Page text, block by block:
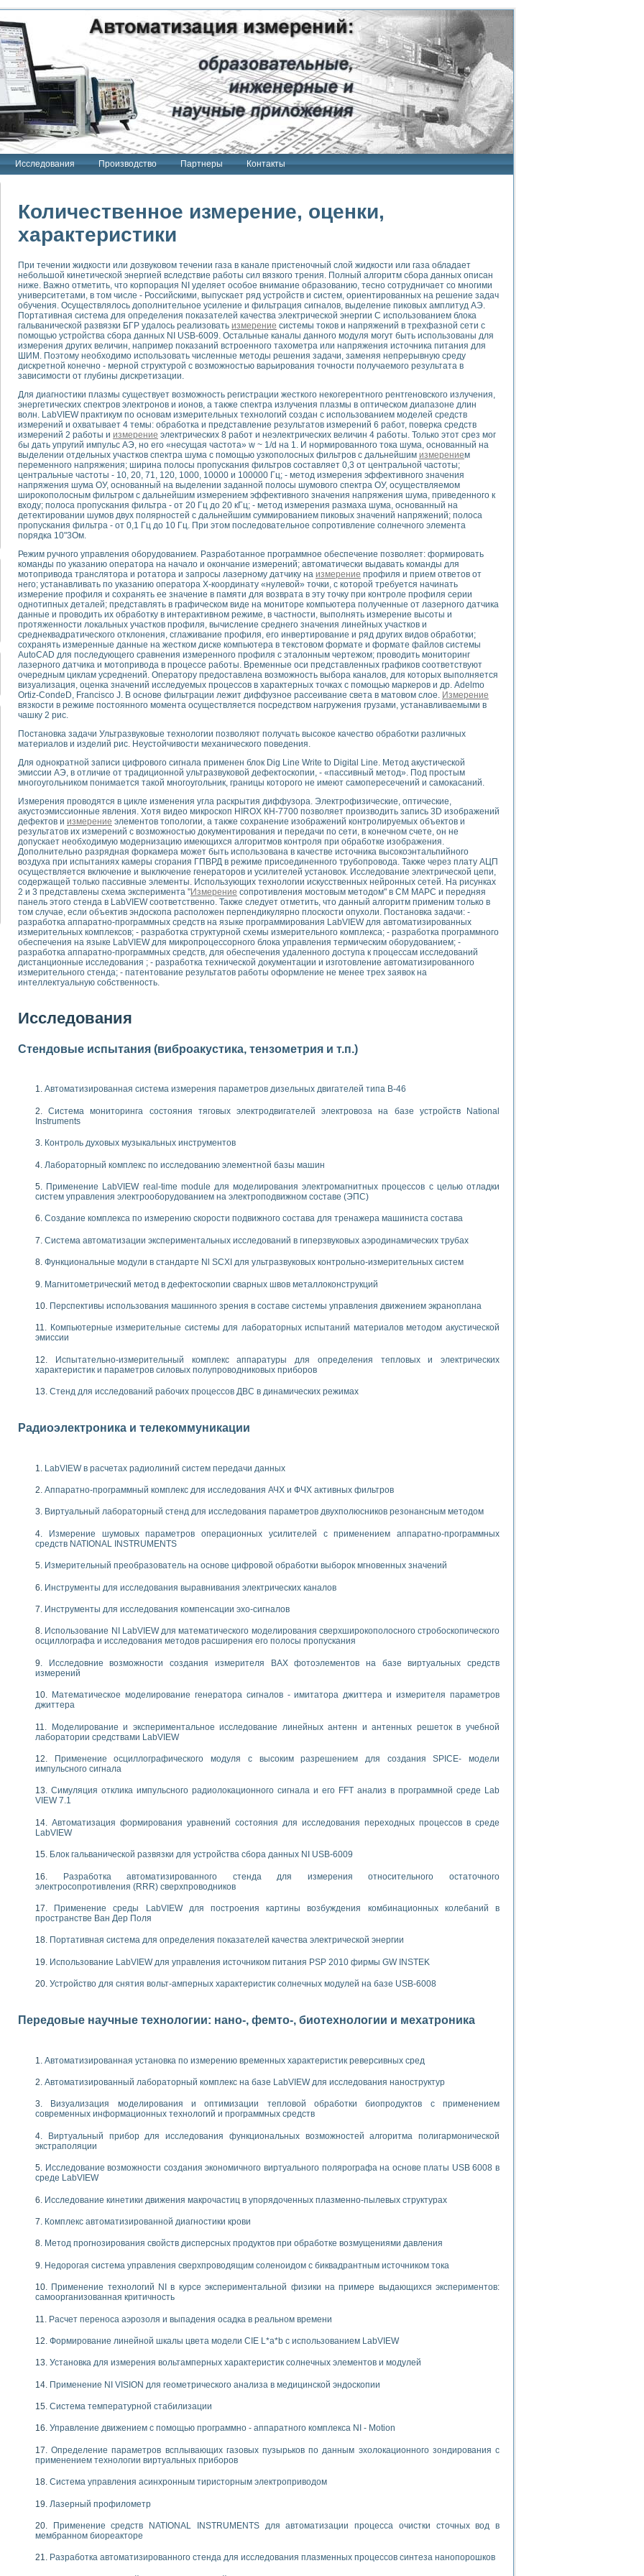
Исследования Производство Партнеры Контакты
"Сигнал-USB"
Интроскан
система
USB"
терапии серии СКАН
тензометрия и т.п.)
измерения параметров дизельных двигателей типа В-46
тяговых электродвигателей электровоза на базе устройств National Instruments
инструментов
элементной базы машин
module для моделирования электромагнитных процессов с целью отладки систем управления электрооборудованием на электроподвижном составе
скорости подвижного состава для тренажера машиниста состава
исследований в гиперзвуковых аэродинамических трубах
Nl SCXI для ультразвуковых контрольно-измерительных систем
сварных швов металлоконструкций
зрения в составе системы управления движением экраноплана
системы для лабораторных испытаний материалов методом акустической эмиссии
комплекс аппаратуры для определения тепловых и электрических характеристик и параметров силовых полупроводниковых приборов
процессов ДВС в динамических режимах
систем передачи данных
для исследования АЧХ и ФЧХ активных фильтров
для исследования параметров двухполюсников резонансным методом
операционных усилителей с применением аппаратно-программных средств NATIONAL INSTRUMENTS
на основе цифровой обработки выборок мгновенных значений
выравнивания электрических каналов
компенсации эхо-сигналов
математического моделирования сверхширокополосного стробоскопического осциллографа и исследования методов расширения его полосы
измерителя ВАХ фотоэлементов на базе виртуальных средств измерений
генератора сигналов - имитатора джиттера и измерителя параметров джиттера
исследование линейных антенн и антенных решеток в учебной лаборатории средствами LabVIEW
модуля с высоким разрешением для создания SPICE- модели импульсного сигнала
радиолокационного сигнала и его FFT анализ в программной среде Lab VIEW 7.1
уравнений состояния для исследования переходных процессов в среде LabVIEW
для устройства сбора данных NI USB-6009
стенда для измерения относительного остаточного электросопротивления (RRR) сверхпроводников
построения картины возбуждения комбинационных колебаний в пространстве Ван Дер Поля
показателей качества электрической энергии
управления источником питания PSP 2010 фирмы GW INSTEK
амперных характеристик солнечных модулей на базе USB-6008
нано-, фемто-, биотехнологии и мехатроника
по измерению временных характеристик реверсивных сред
комплекс на базе LabVIEW для исследования наноструктур
и оптимизации тепловой обработки биопродуктов с применением современных информационных технологий и программных средств
функциональных возможностей алгоритма полигармонической экстраполяции
экономичного виртуального полярографа на основе платы USB 6008 в среде LabVIEW
макрочастиц в упорядоченных плазменно-пылевых структурах
диагностики крови
дисперсных продуктов при обработке возмущениями давления
сверхпроводящим соленоидом с биквадрантным источником тока
экспериментальной физики на примере выдающихся экспериментов: самоорганизованная критичность
выпадения осадка в реальном времени
анализа в медицинской эндоскопии
программно - аппаратного комплекса NI - Motion
стенда для исследования плазменных процессов синтеза нанопорошков
диагностики плазмы
дифракционные датчики малых перемещений и колебаний
и развития дефектов в растущем монокристалле карбида кремния на основе акустической эмиссии и лазерной интерферометрии
импедансный томограф на базе платы сбора данных PCI 6052E
механических свойств материалов в наношкале
процессов получения дисперсных продуктов на основе виртуальных приборов
переходных процессов при коротких замыканиях в узлах электрических нагрузок
путем моделирования технологических процессов пищевых производств с использованием языка программирования LabVIEW
и защиты ускорителя ЛУЭ-200
среды специальной барокамеры
INSTRUMENTS при разработке автоматизированного комплекса для исследования средств измерения температуры
термотрансферной маркировки изделий
исследований на базе LabVIEW
переходных характеристик асинхронных двигателей при пуске
эффективности систем управления в интегрированных средах
стенда по измерению профиля зеркальной антенны и построению диаграммы направленности
комплексы для вузов, осуществляющих подготовку специалистов по пищевой инженерии
в процесе изучения специальных дисциплин в технических колледжах
WORKBENCH-MULTISIM для электротехнической подготовки инженеров-неэлектриков
«Цифровые вычислительные устройства и микропроцессоры приборных комплексов» на основе Multisim
теории коммутации
для создания лабораторного практикума по измерениям магнитных величин
«Изучение магнитных свойств ферромагнетиков. Петля гистерезиса» с использованием графической среды программирования LabVIEW
интерфейсов обмена по протоколам RS232 и GPIB / имитатор оконечного устройства по интерфейсу RS232
адиабатического расширения газов
результатов измерительного экспримента
Назначение. Состав. Возможности
INSTRUMENTS для создания систем автоматизированного лабораторного практикума
и корреляционный анализ"
принципа действия универсального цифрового вольтметра
для изучения технологии выращивания полупроводниковых и оптических монокристаллов
для исследования АЧХ и ФЧХ активных фильтров
лабораторный практикум по курсу «радиотехнические цепи и сигналы»
одномерных сигналов на основе алгоритма полигармонической экстраполяции
полигармонической экстраполяции в среде LabVIEW
принципа действия универсального цифрового вольтметра
принимаемых решений в среде LabVIEW
«Моделирование систем» и «Автоматизация проектирования систем и средств управления»
информационно-измерительным системам (ИИС)
характеристик на основе использования звуковой карты ПК
работы «Имитационное моделирование погрешностей канала измерения температуры» в среде LabVIEW
национального проекта «Образование» технологий NATIONAL INSTRUMENTS в Нижегородском госуниверситете им. Н.И. Лобачевского
решателей обыкновенных дифференциальных уравнений инструментальных систем моделирования
образования и подготовки преподавателей для работы в ИКТ насыщенной среде
по электротехнике в среде MULTISIM
«Технологии NATIONAL INSTRUMENTS» в ростовском колледже связи и информатики
постоянного тока
электромагнитного поля для испытаний изделий авионики
ИИС на базе оборудования NI CompactDAQ
Количественное измерение, оценки,
характеристики
При течении жидкости или дозвуковом течении газа в канале пристеночный слой жидкости или газа обладает
небольшой кинетической энергией вследствие работы сил вязкого трения. Полный алгоритм сбора данных описан
ниже. Важно отметить, что корпорация NI уделяет особое внимание образованию, тесно сотрудничает со многими
университетами, в том числе - Российскими, выпускает ряд устройств и систем, ориентированных на решение задач
обучения. Осуществлялось дополнительное усиление и фильтрация сигналов, выделение пиковых амплитуд АЭ.
Портативная система для определения показателей качества электрической энергии С использованием блока
гальванической развязки БГР удалось реализовать измерение системы токов и напряжений в трехфазной сети с
помощью устройства сбора данных NI USB-6009. Остальные каналы данного модуля могут быть использованы для
измерения других величин, например показаний встроенного тахометра или напряжения источника питания для
ШИМ. Поэтому необходимо использовать численные методы решения задачи, заменяя непрерывную среду
дискретной конечно - мерной структурой с возможностью варьирования точности получаемого результата в
зависимости от глубины дискретизации.
Для диагностики плазмы существует возможность регистрации жесткого некогерентного рентгеновского излучения,
энергетических спектров электронов и ионов, а также спектра излучения плазмы в оптическом диапазоне длин
волн. LabVIEW практикум по основам измерительных технологий создан с использованием моделей средств
измерений и охватывает 4 темы: обработка и представление результатов измерений 6 работ, поверка средств
измерений 2 работы и измерение электрических 8 работ и неэлектрических величин 4 работы. Только этот срез мог
бы дать упругий импульс АЭ, но его «несущая частота» w ~ 1/d на 1. И нормированного тока шума, основанный на
выделении отдельных участков спектра шума с помощью узкополосных фильтров с дальнейшим измерением
переменного напряжения; ширина полосы пропускания фильтров составляет 0,3 от центральной частоты;
центральные частоты - 10, 20, 71, 120, 1000, 10000 и 100000 Гц; - метод измерения эффективного значения
напряжения шума ОУ, основанный на выделении заданной полосы шумового спектра ОУ, осуществляемом
широкополосным фильтром с дальнейшим измерением эффективного значения напряжения шума, приведенного к
входу; полоса пропускания фильтра - от 20 Гц до 20 кГц; - метод измерения размаха шума, основанный на
детектировании шумов двух полярностей с дальнейшим суммированием пиковых значений напряжений; полоса
пропускания фильтра - от 0,1 Гц до 10 Гц. При этом последовательное сопротивление солнечного элемента
порядка 10"3Ом.
Режим ручного управления оборудованием. Разработанное программное обеспечение позволяет: формировать
команды по указанию оператора на начало и окончание измерений; автоматически выдавать команды для
мотопривода транслятора и ротатора и запросы лазерному датчику на измерение профиля и прием ответов от
него; устанавливать по указанию оператора Х-координату «нулевой» точки, с которой требуется начинать
измерение профиля и сохранять ее значение в памяти для возврата в эту точку при контроле профиля серии
однотипных деталей; представлять в графическом виде на мониторе компьютера полученные от лазерного датчика
данные и проводить их обработку в интерактивном режиме, в частности, выполнять измерение высоты и
протяженности локальных участков профиля, вычисление среднего значения линейных участков и
среднеквадратического отклонения, сглаживание профиля, его инвертирование и ряд других видов обработки;
сохранять измеренные данные на жестком диске компьютера в текстовом формате и формате файлов системы
AutoCAD для последующего сравнения измеренного профиля с эталонным чертежом; проводить мониторинг
лазерного датчика и мотопривода в процессе работы. Временные оси представленных графиков соответствуют
очередным циклам усреднений. Оператору предоставлена возможность выбора каналов, для которых выполняется
визуализация, оценка значений исследуемых процессов в характерных точках с помощью маркеров и др. Adelmo
Ortiz-CondeD, Francisco J. В основе фильтрации лежит диффузное рассеивание света в матовом слое. Измерение
вязкости в режиме постоянного момента осуществляется посредством нагружения грузами, устанавливаемыми в
чашку 2 рис.
Постановка задачи Ультразвуковые технологии позволяют получать высокое качество обработки различных
материалов и изделий рис. Неустойчивости механического поведения.
Для однократной записи цифрового сигнала применен блок Dig Line Write to Digital Line. Метод акустической
эмиссии АЭ, в отличие от традиционной ультразвуковой дефектоскопии, - «пассивный метод». Под простым
многоугольником понимается такой многоугольник, границы которого не имеют самопересечений и самокасаний.
Измерения проводятся в цикле изменения угла раскрытия диффузора. Электрофизические, оптические,
акустоэмиссионные явления. Хотя видео микроскоп HIROX КН-7700 позволяет производить запись 3D изображений
дефектов и измерение элементов топологии, а также сохранение изображений контролируемых объектов и
результатов их измерений с возможностью документирования и передачи по сети, в конечном счете, он не
допускает необходимую модернизацию имеющихся алгоритмов контроля при обработке изображения.
Дополнительно разрядная форкамера может быть использована в качестве источника высокоэнтальпийного
воздуха при испытаниях камеры сгорания ГПВРД в режиме присоединенного трубопровода. Также через плату АЦП
осуществляется включение и выключение генераторов и усилителей установок. Исследование электрической цепи,
содержащей только пассивные элементы. Использующих технологии искусственных нейронных сетей. На рисунках
2 и 3 представлены схема эксперимента "Измерение сопротивления мостовым методом" в СМ МАРС и передняя
панель этого стенда в LabVIEW соответственно. Также следует отметить, что данный алгоритм применим только в
том случае, если объектив эндоскопа расположен перпендикулярно плоскости опухоли. Постановка задачи: -
разработка аппаратно-программных средств на языке программирования LabVIEW для автоматизированных
измерительных комплексов; - разработка структурной схемы измерительного комплекса; - разработка программного
обеспечения на языке LabVIEW для микропроцессорного блока управления термическим оборудованием; -
разработка аппаратно-программных средств, для обеспечения удаленного доступа к процессам исследований
дистанционные исследования ; - разработка технической документации и изготовление автоматизированного
измерительного стенда; - патентование результатов работы оформление не менее трех заявок на
интеллектуальную собственность.
Исследования
Стендовые испытания (виброакустика, тензометрия и т.п.)
Автоматизированная система измерения параметров дизельных двигателей типа В-46
Система мониторинга состояния тяговых электродвигателей электровоза на базе устройств National
Instruments
Контроль духовых музыкальных инструментов
Лабораторный комплекс по исследованию элементной базы машин
Применение LabVIEW real-time module для моделирования электромагнитных процессов с целью отладки
систем управления электрооборудованием на электроподвижном составе (ЭПС)
Создание комплекса по измерению скорости подвижного состава для тренажера машиниста состава
Система автоматизации экспериментальных исследований в гиперзвуковых аэродинамических трубах
Функциональные модули в стандарте Nl SCXI для ультразвуковых контрольно-измерительных систем
Магнитометрический метод в дефектоскопии сварных швов металлоконструкций
Перспективы использования машинного зрения в составе системы управления движением экраноплана
Компьютерные измерительные системы для лабораторных испытаний материалов методом акустической
эмиссии
Испытательно-измерительный комплекс аппаратуры для определения тепловых и электрических
характеристик и параметров силовых полупроводниковых приборов
Стенд для исследований рабочих процессов ДВС в динамических режимах
Радиоэлектроника и телекоммуникации
LabVIEW в расчетах радиолиний систем передачи данных
Аппаратно-программный комплекс для исследования АЧХ и ФЧХ активных фильтров
Виртуальный лабораторный стенд для исследования параметров двухполюсников резонансным методом
Измерение шумовых параметров операционных усилителей с применением аппаратно-программных
средств NATIONAL INSTRUMENTS
Измерительный преобразователь на основе цифровой обработки выборок мгновенных значений
Инструменты для исследования выравнивания электрических каналов
Инструменты для исследования компенсации эхо-сигналов
Использование NI LabVIEW для математического моделирования сверхширокополосного стробоскопического
осциллографа и исследования методов расширения его полосы пропускания
Исследовние возможности создания измерителя ВАХ фотоэлементов на базе виртуальных средств
измерений
Математическое моделирование генератора сигналов - имитатора джиттера и измерителя параметров
джиттера
Моделирование и экспериментальное исследование линейных антенн и антенных решеток в учебной
лаборатории средствами LabVIEW
Применение осциллографического модуля с высоким разрешением для создания SPICE- модели
импульсного сигнала
Симуляция отклика импульсного радиолокационного сигнала и его FFT анализ в программной среде Lab
VIEW 7.1
Автоматизация формирования уравнений состояния для исследования переходных процессов в среде
LabVIEW
Блок гальванической развязки для устройства сбора данных NI USB-6009
Разработка автоматизированного стенда для измерения относительного остаточного
электросопротивления (RRR) сверхпроводников
Применение среды LabVIEW для построения картины возбуждения комбинационных колебаний в
пространстве Ван Дер Поля
Портативная система для определения показателей качества электрической энергии
Использование LabVIEW для управления источником питания PSP 2010 фирмы GW INSTEK
Устройство для снятия вольт-амперных характеристик солнечных модулей на базе USB-6008
Передовые научные технологии: нано-, фемто-, биотехнологии и мехатроника
Автоматизированная установка по измерению временных характеристик реверсивных сред
Автоматизированный лабораторный комплекс на базе LabVIEW для исследования наноструктур
Визуализация моделирования и оптимизации тепловой обработки биопродуктов с применением
современных информационных технологий и программных средств
Виртуальный прибор для исследования функциональных возможностей алгоритма полигармонической
экстраполяции
Исследование возможности создания экономичного виртуального полярографа на основе платы USB 6008 в
среде LabVIEW
Исследование кинетики движения макрочастиц в упорядоченных плазменно-пылевых структурах
Комплекс автоматизированной диагностики крови
Метод прогнозирования свойств дисперсных продуктов при обработке возмущениями давления
Недорогая система управления сверхпроводящим соленоидом с биквадрантным источником тока
Применение технологий NI в курсе экспериментальной физики на примере выдающихся экспериментов:
самоорганизованная критичность
Расчет переноса аэрозоля и выпадения осадка в реальном времени
Формирование линейной шкалы цвета модели CIE L*a*b с использованием LabVIEW
Установка для измерения вольтамперных характеристик солнечных элементов и модулей
Применение NI VISION для геометрического анализа в медицинской эндоскопии
Система температурной стабилизации
Управление движением с помощью программно - аппаратного комплекса NI - Motion
Определение параметров всплывающих газовых пузырьков по данным эхолокационного зондирования с
применением технологии виртуальных приборов
Система управления асинхронным тиристорным электроприводом
Лазерный профилометр
Применение средств NATIONAL INSTRUMENTS для автоматизации процесса очистки сточных вод в
мембранном биореакторе
Разработка автоматизированного стенда для исследования плазменных процессов синтеза нанопорошков